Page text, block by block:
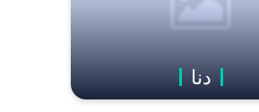
دنا